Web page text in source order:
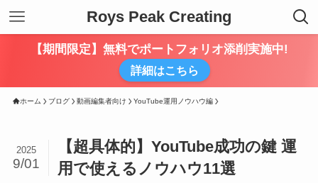
Roys Peak Creating
【期間限定】無料でポートフォリオ添削実施中!
詳細はこちら
ホーム ブログ 動画編集者向け YouTube運用ノウハウ編
【超具体的】YouTube成功の鍵 運
用で使えるノウハウ11選
2025
9/01